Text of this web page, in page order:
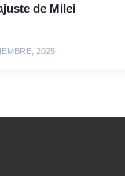
de Milei
2025